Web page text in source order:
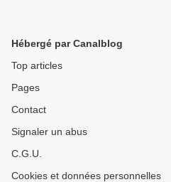
Hébergé par Canalblog
Top articles
Pages
Contact
Signaler un abus
C.G.U.
Cookies et données personnelles